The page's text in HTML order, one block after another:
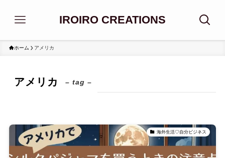
IROIRO CREATIONS
ホーム アメリカ
アメリカ – tag –
海外生活♡自分ビジネス